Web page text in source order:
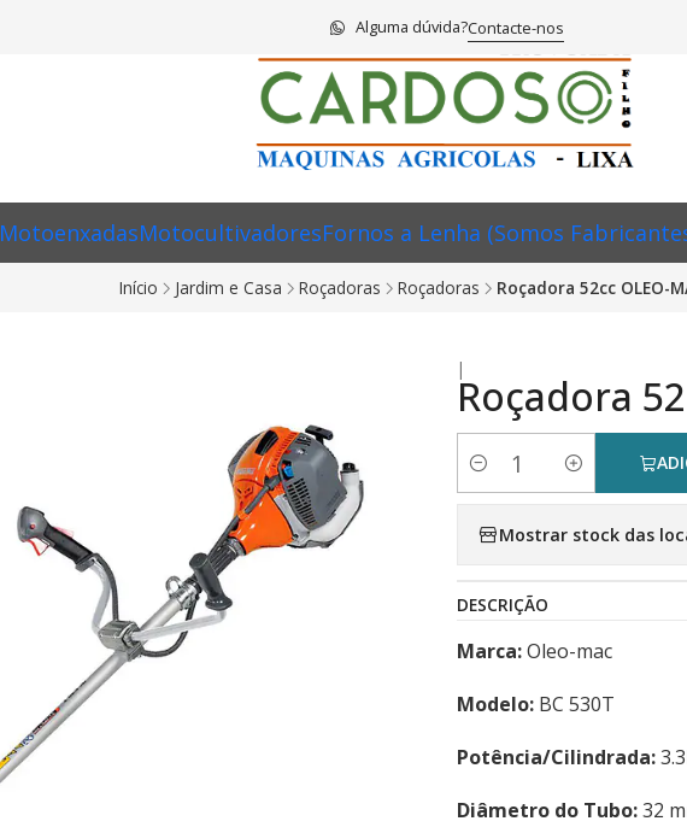
MotoenxadasMotocultivadoresFornos a Lenha (Somos
Alguma dúvida?Contacte-nos
Início Jardim e Casa Roçadoras Roçadoras Roçadora 52cc OLEO-
|
Roçadora
Quantidade
Mostrar stock das
DESCRIÇÃO
Marca:Oleo-mac
Modelo: BC 530T
Potência/Cilindrada:
Diâmetro do Tubo:32